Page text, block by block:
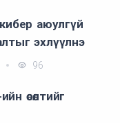
аюулгүй
эхлүүлнэ
96
өсөлтийг